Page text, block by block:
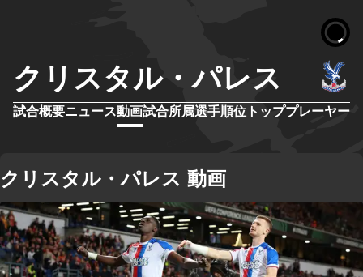
クリスタル・パレス
試合概要ニュース動画試合所属選手順位 トッププレーヤー
クリスタル・パレス 動画